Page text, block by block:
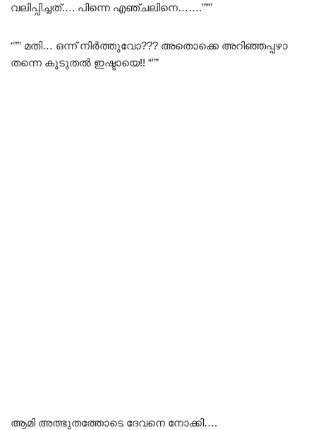
വലിപ്പിച്ചത്…. പിന്നെ എഞ്ചലിനെ…….”””
“”” മതി… ഒന്ന് നിർത്തുവോ??? അതൊക്കെ അറിഞ്ഞപ്പഴാ
തന്നെ കൂടുതൽ ഇഷ്ടായെ!! “””
ആമി അത്ഭുതത്തോടെ ദേവനെ നോക്കി….